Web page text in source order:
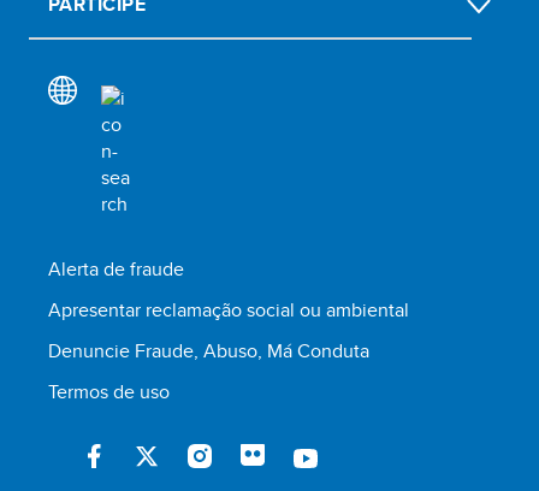
Alerta de fraude
Apresentar reclamação social ou ambiental
Denuncie Fraude, Abuso, Má Conduta
Termos de uso